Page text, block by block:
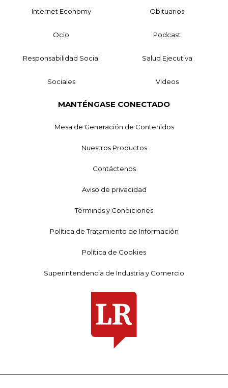
Internet Economy Obituarios
Ocio Podcast
Responsabilidad Social Salud Ejecutiva
Sociales Videos
MANTÉNGASE CONECTADO
Mesa de Generación de Contenidos
Nuestros Productos
Contáctenos
Aviso de privacidad
Términos y Condiciones
Política de Tratamiento de Información
Política de Cookies
Superintendencia de Industria y Comercio